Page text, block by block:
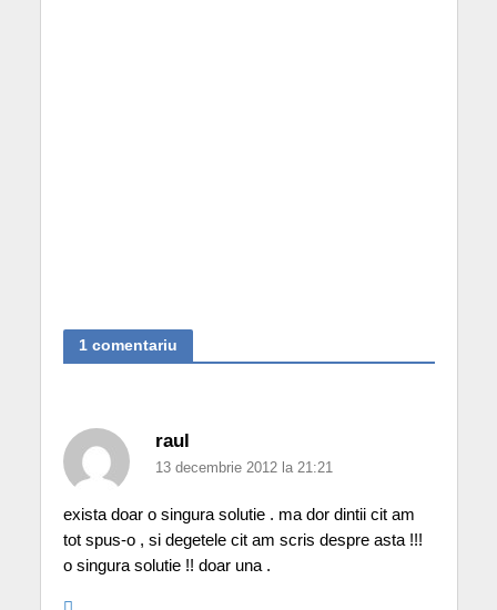
1 comentariu
raul
13 decembrie 2012 la 21:21
exista doar o singura solutie . ma dor dintii cit am
tot spus-o , si degetele cit am scris despre asta !!!
o singura solutie !! doar una .